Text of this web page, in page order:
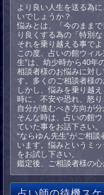
より良い人生を送る為
いでしょうか？
悩みとは、「今のまま
り良くする為の「特別な
それを乗り越える事で
この度、占いの館ウィ
生”は、幼少時から40年
相談者様のお悩みに対
す。多くのご相談者様の
しかし、悩みを乗り越
時に、不安や恐れ、怒
自分が進むべき方向が
そんな時は、占いの館
ていた事をお話下さい。
“ならゆん先生”がご相
います。悩みというミ
をお試し下さい。
鑑定後、ご相談者様の